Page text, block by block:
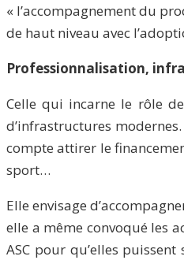
« l’accompagnement du
de haut niveau avec
Professionnalisation,
Celle qui incarne le rôle
d’infrastructures
compte attirer le
sport…
Elle envisage
elle a même convoqué les
ASC pour qu’elles